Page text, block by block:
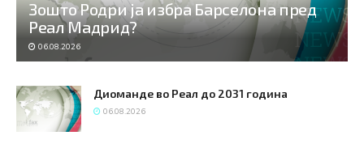
Зошто Родри ја избра Барселона пред
Реал Мадрид?
06.08.2026
Диоманде во Реал до 2031 година
06.08.2026